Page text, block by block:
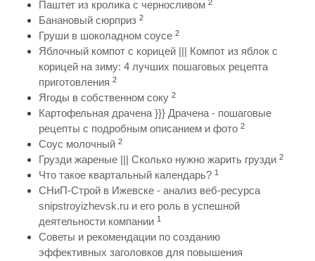
Паштет из кролика с черносливом 2
Банановый сюрприз 2
Груши в шоколадном соусе 2
Яблочный компот с корицей ||| Компот из яблок с
корицей на зиму: 4 лучших пошаговых рецепта
приготовления 2
Ягоды в собственном соку 2
Картофельная драчена }}} Драчена - пошаговые
рецепты с подробным описанием и фото 2
Соус молочный 2
Грузди жареные ||| Сколько нужно жарить грузди 2
Что такое квартальный календарь? 1
СНиП-Строй в Ижевске - анализ веб-ресурса
snipstroyizhevsk.ru и его роль в успешной
деятельности компании 1
Советы и рекомендации по созданию
эффективных заголовков для повышения